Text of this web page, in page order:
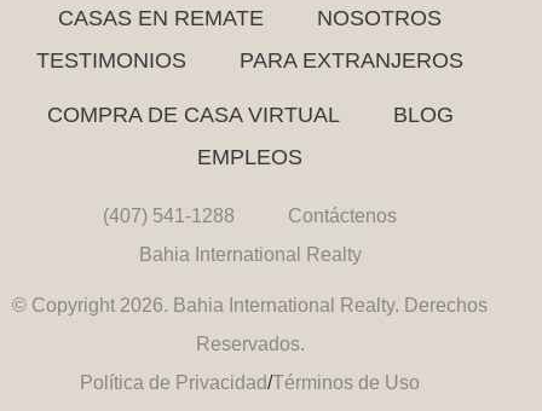
CASAS EN REMATE
NOSOTROS
TESTIMONIOS
PARA EXTRANJEROS
COMPRA DE CASA VIRTUAL
BLOG
EMPLEOS
(407) 541-1288
Contáctenos
Bahia International Realty
© Copyright 2026. Bahia International Realty. Derechos
Reservados.
Política de Privacidad/Términos de Uso